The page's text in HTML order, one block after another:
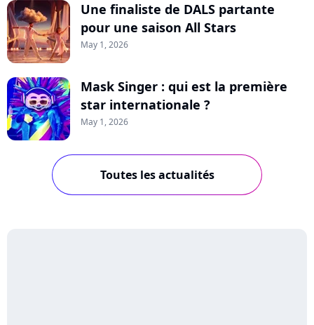
Une finaliste de DALS partante
pour une saison All Stars
May 1, 2026
Mask Singer : qui est la première
star internationale ?
May 1, 2026
Toutes les actualités